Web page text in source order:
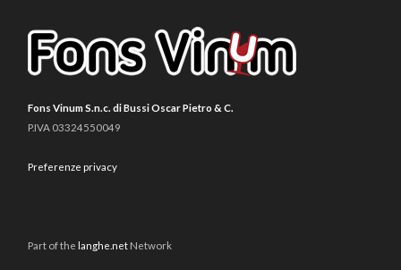
Fons Vinum S.n.c. di Bussi Oscar Pietro & C.
P.IVA 03324550049
Preferenze privacy
Part of the langhe.net Network